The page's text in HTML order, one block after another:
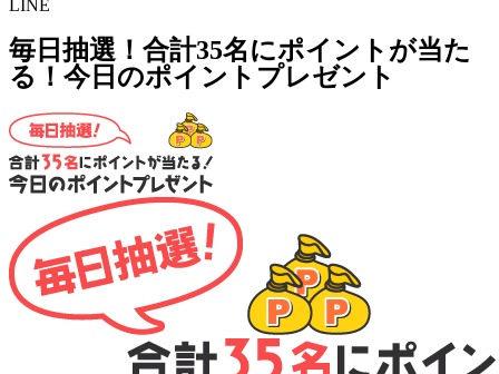
LINE
毎日抽選！合計35名にポイントが当た
る！今日のポイントプレゼント